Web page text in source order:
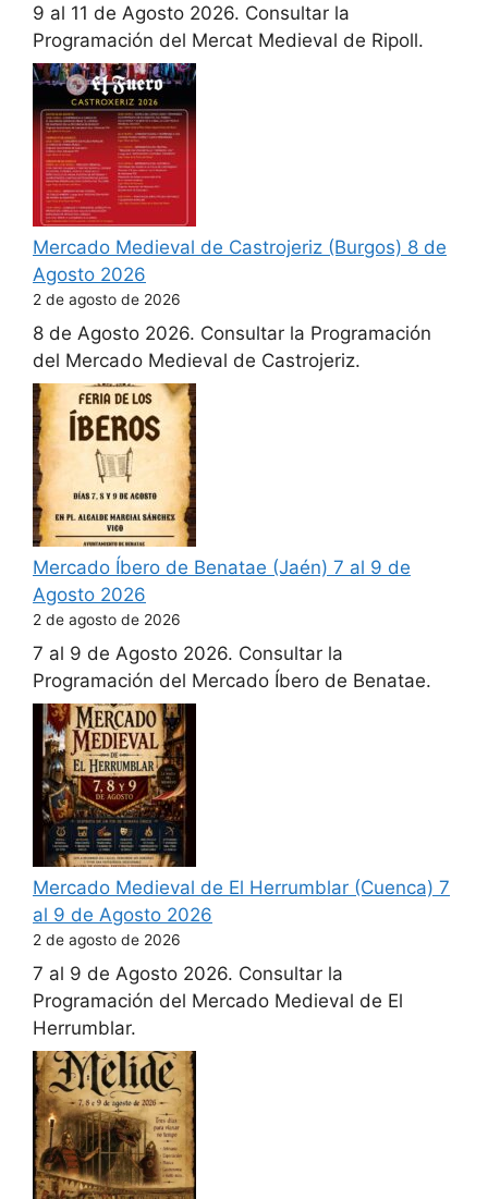
9 al 11 de Agosto 2026. Consultar la
Programación del Mercat Medieval de Ripoll.
Mercado Medieval de Castrojeriz (Burgos) 8 de
Agosto 2026
2 de agosto de 2026
8 de Agosto 2026. Consultar la Programación
del Mercado Medieval de Castrojeriz.
Mercado Íbero de Benatae (Jaén) 7 al 9 de
Agosto 2026
2 de agosto de 2026
7 al 9 de Agosto 2026. Consultar la
Programación del Mercado Íbero de Benatae.
Mercado Medieval de El Herrumblar (Cuenca) 7
al 9 de Agosto 2026
2 de agosto de 2026
7 al 9 de Agosto 2026. Consultar la
Programación del Mercado Medieval de El
Herrumblar.